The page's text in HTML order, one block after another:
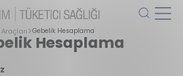
Gebelik Hesaplama
Hesaplama